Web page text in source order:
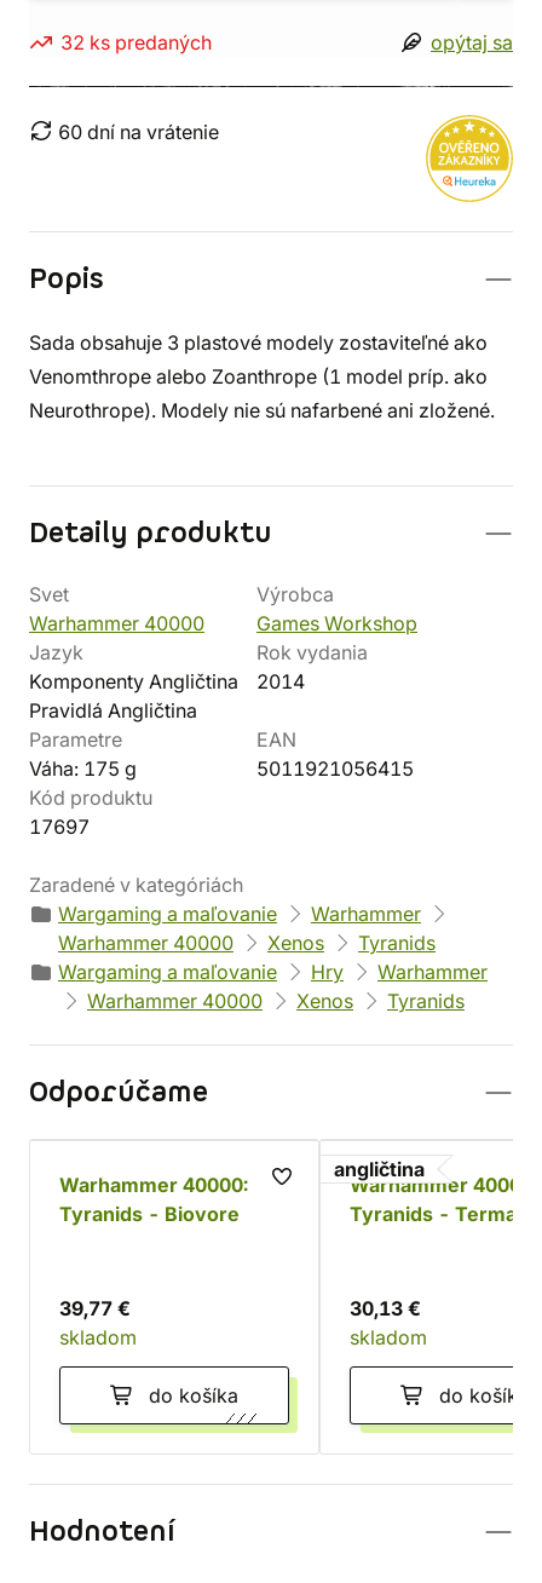
32 ks predaných opýtaj sa
60 dní na vrátenie
Popis
Sada obsahuje 3 plastové modely zostaviteľné ako
Venomthrope alebo Zoanthrope (1 model príp. ako
Neurothrope). Modely nie sú nafarbené ani zložené.
Detaily produktu
Svet
Warhammer 40000
Výrobca
Games Workshop
Jazyk
Komponenty Angličtina
Pravidlá Angličtina
Rok vydania
2014
Parametre
Váha: 175 g
EAN
5011921056415
Kód produktu
17697
Zaradené v kategóriách
Wargaming a maľovanie
Warhammer
Warhammer 40000
Xenos
Tyranids
Wargaming a maľovanie
Hry
Warhammer
Warhammer 40000
Xenos Tyranids
Odporúčame
Warhammer 40000:
Tyranids - Biovore
39,77 €
skladom
do košíka
angličtina
Warhammer 40000:
Tyranids -
30,13 €
skladom
do košíka
Hodnotení